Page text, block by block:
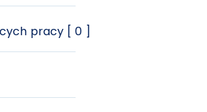
pracy [ 0 ]